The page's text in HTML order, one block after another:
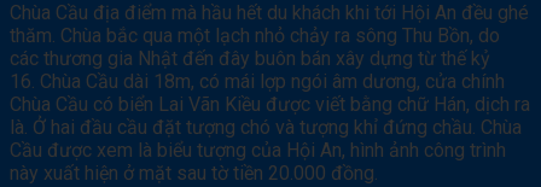
Chùa Cầu địa điểm mà hầu hết du khách khi tới Hội An đều ghé
thăm. Chùa bắc qua một lạch nhỏ chảy ra sông Thu Bồn, do
các thương gia Nhật đến đây buôn bán xây dựng từ thế kỷ
16. Chùa Cầu dài 18m, có mái lợp ngói âm dương, cửa chính
Chùa Cầu có biển Lai Vãn Kiều được viết bằng chữ Hán, dịch ra
là. Ở hai đầu cầu đặt tượng chó và tượng khỉ đứng chầu. Chùa
Cầu được xem là biểu tượng của Hội An, hình ảnh công trình
này xuất hiện ở mặt sau tờ tiền 20.000 đồng.